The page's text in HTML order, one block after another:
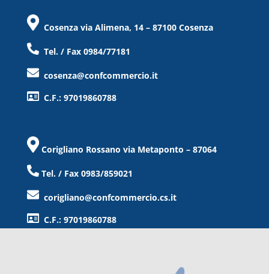
Cosenza via Alimena, 14 – 87100 Cosenza
Tel. / Fax 0984/77181
cosenza@confcommercio.it
C.F.: 97019860788
Corigliano Rossano via Metaponto – 87064
Tel. / Fax 0983/859021
corigliano@confcommercio.cs.it
C.F.: 97019860788